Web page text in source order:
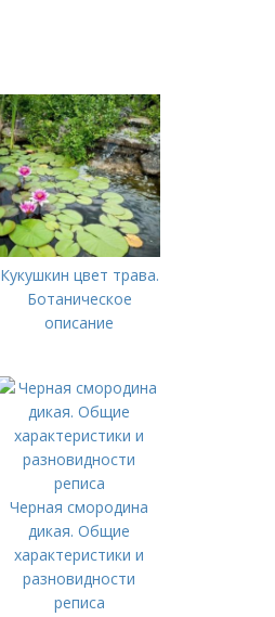
Кукушкин цвет трава.
Ботаническое
описание
Черная смородина
дикая. Общие
характеристики и
разновидности
реписа